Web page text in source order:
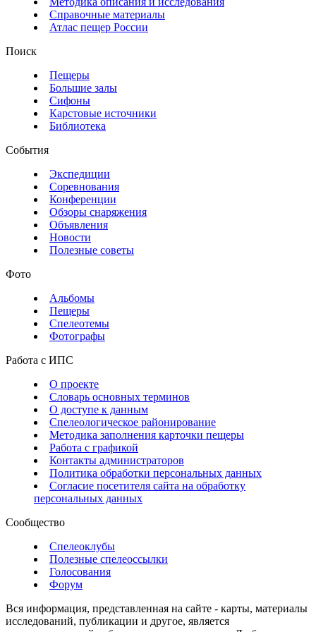
Справочные материалы
Атлас пещер России
Поиск
Пещеры
Большие залы
Сифоны
Карстовые источники
Библиотека
События
Экспедиции
Соревнования
Конференции
Обзоры снаряжения
Объявления
Новости
Полезные советы
Фото
Альбомы
Пещеры
Спелеотемы
Фотографы
Работа с ИПС
О проекте
Словарь основных терминов
О доступе к данным
Спелеологическое районирование
Методика заполнения карточки пещеры
Работа с графикой
Контакты администраторов
Политика обработки персональных данных
Согласие посетителя сайта на обработку
персональных данных
Сообщество
Спелеоклубы
Полезные спелеоссылки
Голосования
Форум
Вся информация, представленная на сайте - карты, материалы
исследований, публикации и другое, является